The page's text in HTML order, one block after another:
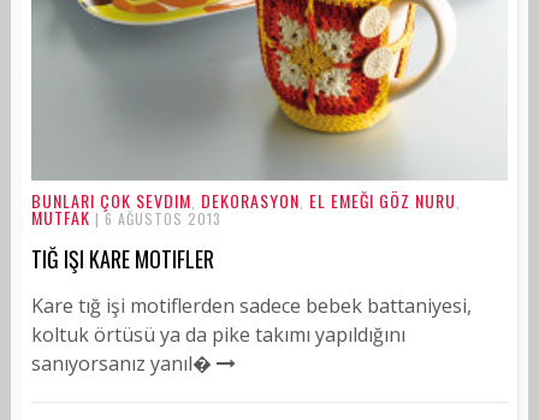
BUNLARI ÇOK SEVDIM DEKORASYON EL EMEĞI GÖZ NURU
MUTFAK | 6 AĞUSTOS 2013
TIĞ IŞI KARE MOTIFLER
Kare tığ işi motiflerden sadece bebek battaniyesi,
koltuk örtüsü ya da pike takımı yapıldığını
sanıyorsanız yanıl�